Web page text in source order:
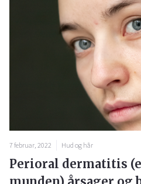
7 februar, 2022 Hud og hår
Perioral dermatitis